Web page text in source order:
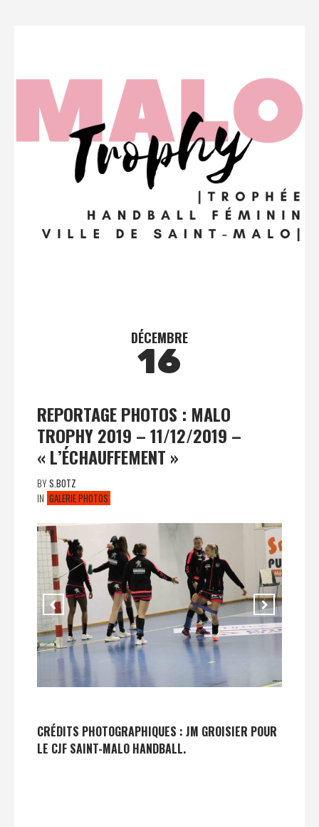
DÉCEMBRE
16
REPORTAGE PHOTOS : MALO
TROPHY 2019 – 11/12/2019 –
« L’ÉCHAUFFEMENT »
BYS.BOTZ
IN GALERIE PHOTOS
CRÉDITS PHOTOGRAPHIQUES : JM GROISIER POUR
LE CJF SAINT-MALO HANDBALL.